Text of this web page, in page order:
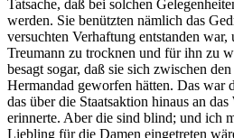
Tatsache, daß bei solchen
werden. Sie benützten nämlich das
versuchten Verhaftung entstanden war,
Treumann zu trocknen und für ihn zu
besagt sogar, daß sie sich zwischen
Hermandad geworfen hätten. Das war
das über die Staatsaktion hinaus an
erinnerte. Aber die sind blind; und ich
Liebling für die Damen eingetreten